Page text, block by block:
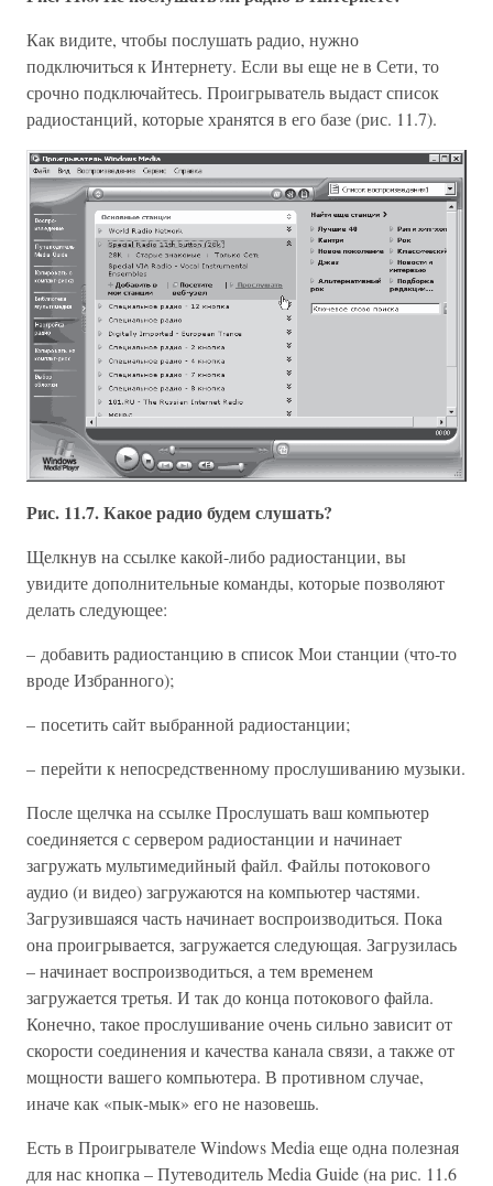
Как видите, чтобы послушать радио, нужно
подключиться к Интернету. Если вы еще не в Сети, то
срочно подключайтесь. Проигрыватель выдаст список
радиостанций, которые хранятся в его базе (рис. 11.7).
Рис. 11.7. Какое радио будем слушать?
Щелкнув на ссылке какой-либо радиостанции, вы
увидите дополнительные команды, которые позволяют
делать следующее:
– добавить радиостанцию в список Мои станции (что-то
вроде Избранного);
– посетить сайт выбранной радиостанции;
– перейти к непосредственному прослушиванию музыки.
После щелчка на ссылке Прослушать ваш компьютер
соединяется с сервером радиостанции и начинает
загружать мультимедийный файл. Файлы потокового
аудио (и видео) загружаются на компьютер частями.
Загрузившаяся часть начинает воспроизводиться. Пока
она проигрывается, загружается следующая. Загрузилась
– начинает воспроизводиться, а тем временем
загружается третья. И так до конца потокового файла.
Конечно, такое прослушивание очень сильно зависит от
скорости соединения и качества канала связи, а также от
мощности вашего компьютера. В противном случае,
иначе как «пык-мык» его не назовешь.
Есть в Проигрывателе Windows Media еще одна полезная
для нас кнопка – Путеводитель Media Guide (на рис. 11.6